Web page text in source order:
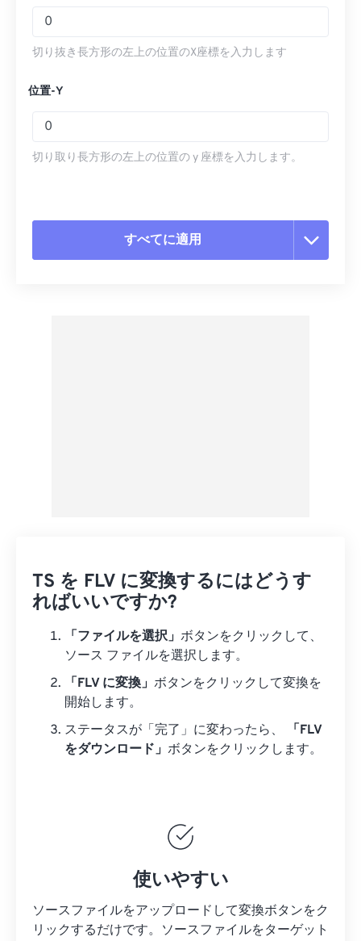
切り抜き長方形の左上の位置のX座標を入力します
位置-Y
切り取り長方形の左上の位置の y 座標を入力します。
すべてに適用
TS を FLV に変換するにはどうす
ればいいですか?
「ファイルを選択」 ボタンをクリックして、
ソース ファイルを選択します。
「FLV に変換」 ボタンをクリックして変換を
開始します。
ステータスが「完了」に変わったら、
「FLV
をダウンロード」 ボタンをクリックします。
使いやすい
ソースファイルをアップロードして変換ボタンをク
リックするだけです。 ソースファイルをターゲット